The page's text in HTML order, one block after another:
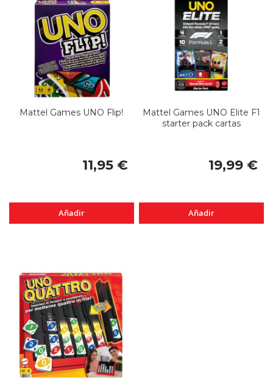
Mattel Games UNO Flip!
11,95 €
Añadir
Mattel Games UNO Elite F1
starter pack cartas
19,99 €
Añadir